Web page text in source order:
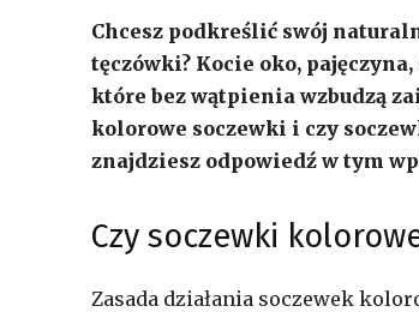
Chcesz podkreślić swój
tęczówki? Kocie oko,
które bez wątpienia wzbudzą
kolorowe soczewki i czy
znajdziesz odpowiedź w tym
Czy soczewki
Zasada działania soczewek